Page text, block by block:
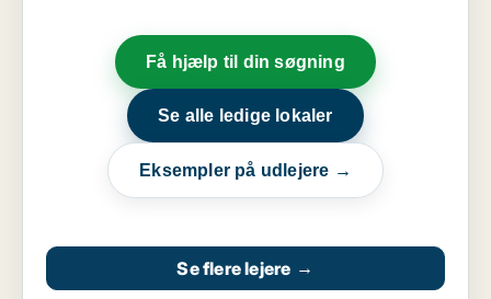
Få hjælp til din søgning
Se alle ledige lokaler
Eksempler på udlejere →
Se flere lejere →